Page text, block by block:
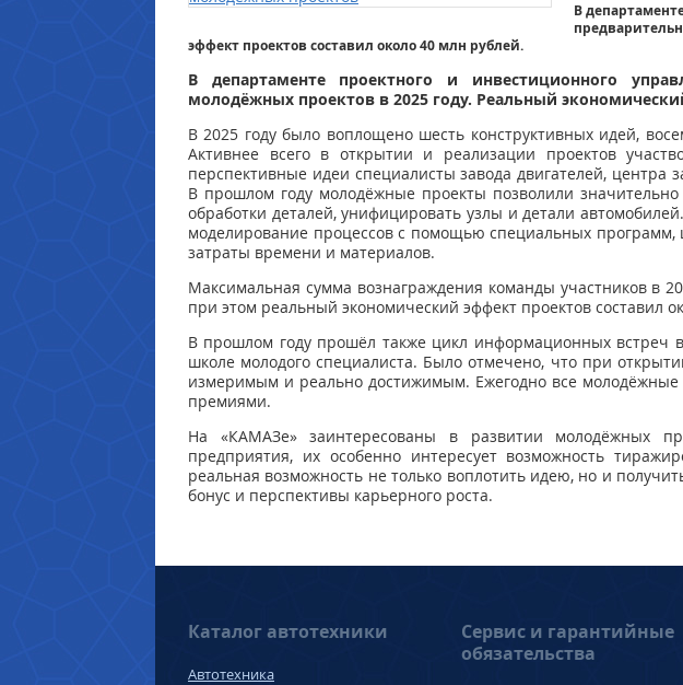
В
эффект проектов составил около 40 млн рублей.
В департаменте проектного и инвестиционного
молодёжных проектов в 2025 году. Реальный
В 2025 году было воплощено шесть конструктивных идей,
Активнее всего в открытии и реализации проектов
перспективные идеи специалисты завода двигателей,
В прошлом году молодёжные проекты позволили значительно
обработки деталей, унифицировать узлы и детали
моделирование процессов с помощью специальных
затраты времени и материалов.
Максимальная сумма вознаграждения команды участников в
при этом реальный экономический эффект проектов составил
В прошлом году прошёл также цикл информационных встреч
школе молодого специалиста. Было отмечено, что при
измеримым и реально достижимым. Ежегодно все
премиями.
На «КАМАЗе» заинтересованы в развитии молодёжных
предприятия, их особенно интересует возможность
реальная возможность не только воплотить идею, но и
бонус и перспективы карьерного роста.
Каталог автотехники
Автотехника
Сервис и гарантийные
обязательства